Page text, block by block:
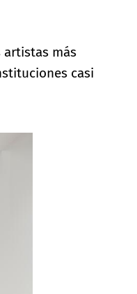
artistas más
casi